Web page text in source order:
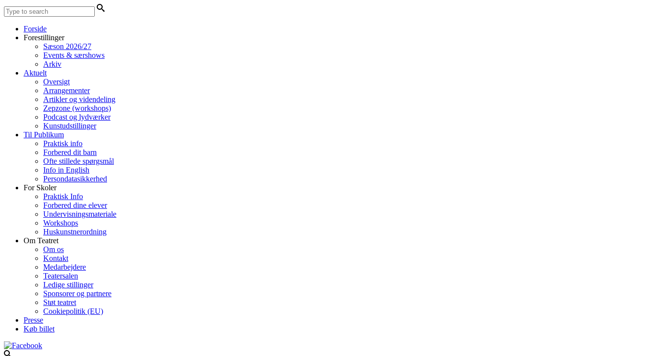
Forside
Forestillinger
Sæson 2026/27
Events & særshows
Arkiv
Aktuelt
Oversigt
Arrangementer
Artikler og videndeling
Zepzone (workshops)
Podcast og lydværker
Kunstudstillinger
Til Publikum
Praktisk info
Forbered dit barn
Ofte stillede spørgsmål
Info in English
Persondatasikkerhed
For Skoler
Praktisk Info
Forbered dine elever
Undervisningsmateriale
Workshops
Huskunstnerordning
Om Teatret
Om os
Kontakt
Medarbejdere
Teatersalen
Ledige stillinger
Sponsorer og partnere
Støt teatret
Cookiepolitik (EU)
Presse
Køb billet